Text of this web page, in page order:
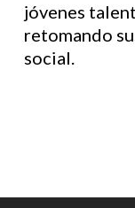
jóvenes
retomando
social.